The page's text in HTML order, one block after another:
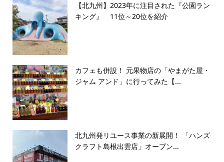
【北九州】2023年に注目された『公園ラン
キング』 11位～20位を紹介
カフェも併設！ 元果物店の「やまがた屋・
ジャム アンド」に行ってみた【...
北九州発リユース事業の新展開！ 「ハンズ
クラフト島根出雲店」オープン...